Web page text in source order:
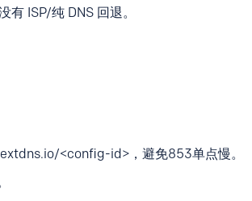
ISP/纯 DNS 回退。
<config-id>，避免853单点慢。